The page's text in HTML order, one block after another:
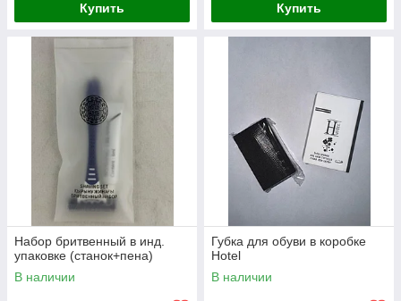
Купить Купить
Набор бритвенный в инд.
упаковке (станок+пена)
В наличии
Губка для обуви в коробке
Hotel
В наличии